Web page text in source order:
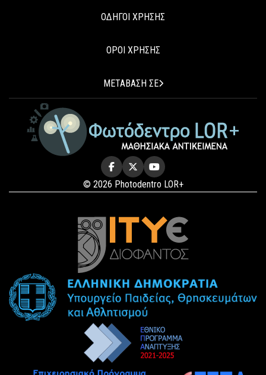
ΟΔΗΓΟΙ ΧΡΗΣΗΣ
ΟΡΟΙ ΧΡΗΣΗΣ
ΜΕΤΑΒΑΣΗ ΣΕ
© 2026 Photodentro LOR+